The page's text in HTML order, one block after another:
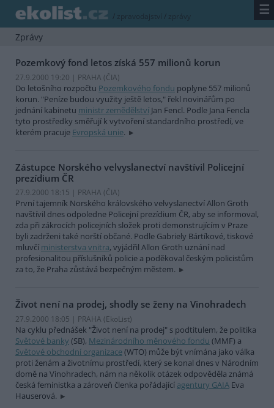
/ zpravodajství / zprávy ☰
Zprávy
Pozemkový fond letos získá 557 milionů korun
27.9.2000 19:20 | PRAHA (ČIA)
Do letošního rozpočtu Pozemkového fondu poplyne 557 milionů
korun. "Peníze budou využity ještě letos," řekl novinářům po
jednání kabinetu ministr zemědělství Jan Fencl. Podle Jana Fencla
tyto prostředky směřují k vytvoření standardního prostředí, ve
kterém pracuje Evropská unie.
Zástupce Norského velvyslanectví navštívil Policejní
prezídium ČR
27.9.2000 18:15 | PRAHA (ČIA)
První tajemník Norského královského velvyslanectví Allon Groth
navštívil dnes odpoledne Policejní prezídium ČR, aby se informoval,
zda při zákrocích policejních složek proti demonstrujícím v Praze
byli zadrženi také norští občané. Podle Gabriely Bártíkové, tiskové
mluvčí ministerstva vnitra, vyjádřil Allon Groth uznání nad
profesionalitou příslušníků policie a poděkoval českým policistům
za to, že Praha zůstává bezpečným městem.
Život není na prodej, shodly se ženy na Vinohradech
27.9.2000 18:05 | PRAHA (EkoList)
Na cyklu přednášek "Život není na prodej" s podtitulem, že politika
Světové banky (SB), Mezinárodního měnového fondu (MMF) a
Světové obchodní organizace(WTO) může být vnímána jako válka
proti ženám a životnímu prostředí, který se konal dnes v Národním
domě na Vinohradech, nám na několik otázek odpověděla známá
česká feministka a zároveň členka pořádající agentury GAIA Eva
Hauserová.